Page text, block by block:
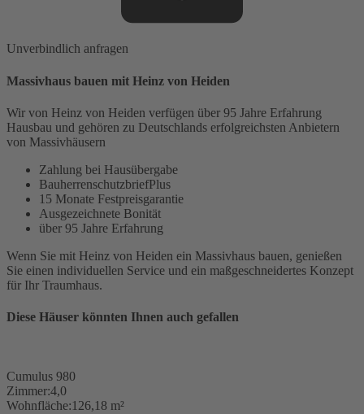
Unverbindlich anfragen
Massivhaus bauen mit Heinz von Heiden
Wir von Heinz von Heiden verfügen über 95 Jahre Erfahrung
Hausbau und gehören zu Deutschlands erfolgreichsten Anbietern
von Massivhäusern
Zahlung bei Hausübergabe
BauherrenschutzbriefPlus
15 Monate Festpreisgarantie
Ausgezeichnete Bonität
über 95 Jahre Erfahrung
Wenn Sie mit Heinz von Heiden ein Massivhaus bauen, genießen
Sie einen individuellen Service und ein maßgeschneidertes Konzept
für Ihr Traumhaus.
Diese Häuser könnten Ihnen auch gefallen
Cumulus 980
Zimmer:4,0
Wohnfläche:126,18 m²